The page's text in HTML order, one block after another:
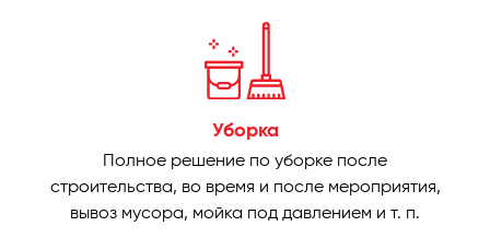
Уборка
Полное решение по уборке после
строительства, во время и после мероприятия,
вывоз мусора, мойка под давлением и т. п.